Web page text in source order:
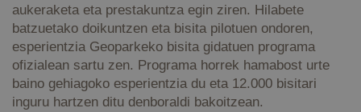
aukeraketa eta prestakuntza egin ziren. Hilabete
batzuetako doikuntzen eta bisita pilotuen ondoren,
esperientzia Geoparkeko bisita gidatuen programa
ofizialean sartu zen. Programa horrek hamabost urte
baino gehiagoko esperientzia du eta 12.000 bisitari
inguru hartzen ditu denboraldi bakoitzean.